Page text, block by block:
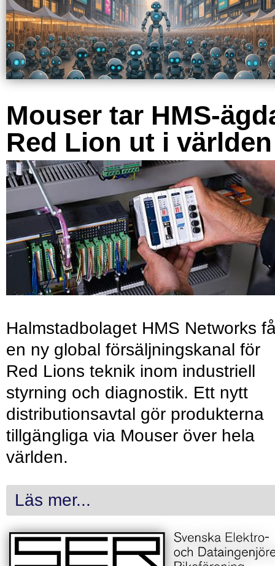
Mouser tar HMS-
Red Lion ut i världen
Halmstadbolaget HMS Networks
en ny global försäljningskanal för
Red Lions teknik inom industriell
styrning och diagnostik. Ett nytt
distributionsavtal gör produkterna
tillgängliga via Mouser över hela
världen.
Läs mer...